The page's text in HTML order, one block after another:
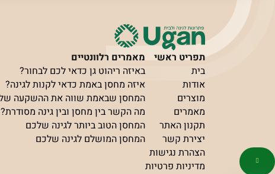
תפריט ראשי
בית
אודות
מוצרים
מאמרים
תקנון האתר
יצירת קשר
הצהרת נגישות
מדיניות פרטיות
מאמרים רלוונטיים
באיזה ריהוט גן כדאי לכם לבחור?
איזה מחסן באמת כדאי לקנות לגינה?
המחסן שבאמת שווה את ההשקעה
מה הקשר בין מחסן ובין גינה מסודרת?
המחסן הטוב ביותר לגינה שלכם
המחסן המושלם לגינה שלכם